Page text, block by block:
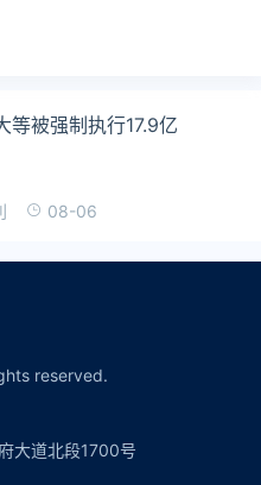
等被强制执行17.9亿
08-06
reserved.
大道北段1700号